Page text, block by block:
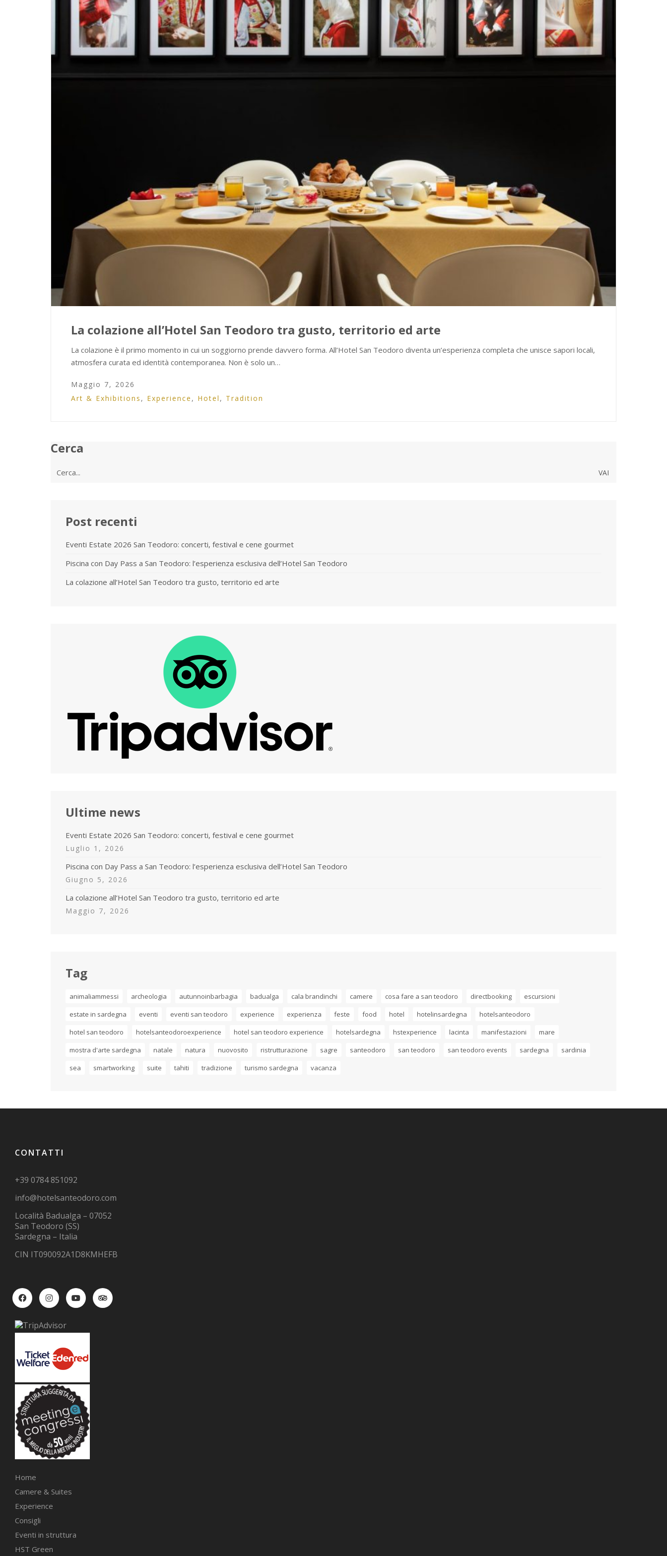
La colazione all’Hotel San Teodoro tra gusto, territorio ed arte
La colazione è il primo momento in cui un soggiorno prende davvero forma. All’Hotel San Teodoro diventa un’esperienza completa che unisce sapori locali,
atmosfera curata ed identità contemporanea. Non è solo un…
Maggio 7, 2026
Art & Exhibitions , Experience , Hotel , Tradition
Cerca
Post recenti
Eventi Estate 2026 San Teodoro: concerti, festival e cene gourmet
Piscina con Day Pass a San Teodoro: l’esperienza esclusiva dell’Hotel San Teodoro
La colazione all’Hotel San Teodoro tra gusto, territorio ed arte
Ultime news
Eventi Estate 2026 San Teodoro: concerti, festival e cene gourmet
Luglio 1, 2026
Piscina con Day Pass a San Teodoro: l’esperienza esclusiva dell’Hotel San Teodoro
Giugno 5, 2026
La colazione all’Hotel San Teodoro tra gusto, territorio ed arte
Maggio 7, 2026
Tag
animaliammessi archeologia autunnoinbarbagia badualga cala brandinchi camere cosa fare a san teodoro directbooking
escursioni
estate in sardegna
eventi eventi san teodoro experience experienza feste food hotel hotelinsardegna
hotelsanteodoro
hotel san teodoro
hotelsanteodoroexperience hotel san teodoro experience hotelsardegna hstexperience lacinta manifestazioni
mare
mostra d'arte sardegna
natale natura nuovosito ristrutturazione sagre santeodoro san teodoro san teodoro events sardegna
sardinia
sea
smartworking suite tahiti tradizione turismo sardegna vacanza
CONTATTI
+39 0784 851092
info@hotelsanteodoro.com
Località Badualga – 07052
San Teodoro (SS)
Sardegna – Italia
CIN IT090092A1D8KMHEFB
Home
Camere & Suites
Experience
Consigli
Eventi in struttura
HST Green